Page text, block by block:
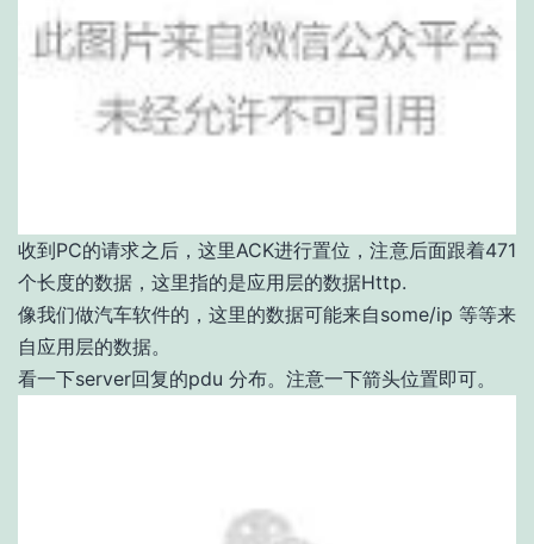
收到PC的请求之后，这里ACK进行置位，注意后面跟着471
个长度的数据，这里指的是应用层的数据Http.
像我们做汽车软件的，这里的数据可能来自some/ip 等等来
自应用层的数据。
看一下server回复的pdu 分布。注意一下箭头位置即可。